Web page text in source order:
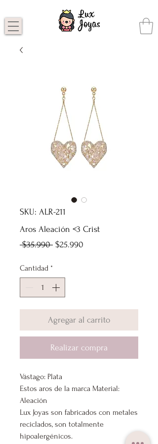
SKU: ALR-211
Aros Aleación <3 Crist
$35.990 Precio
$25.990
Cantidad *
Agregar al carrito
Realizar compra
Vástago: Plata
Estos aros de la marca Material:
Aleación
Lux Joyas son fabricados con metales
reciclados, son totalmente
hipoalergénicos.